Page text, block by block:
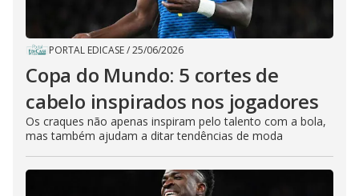
PORTAL EDICASE/25/06/2026
Copa do Mundo: 5 cortes de
cabelo inspirados nos jogadores
Os craques não apenas inspiram pelo talento com a bola,
mas também ajudam a ditar tendências de moda